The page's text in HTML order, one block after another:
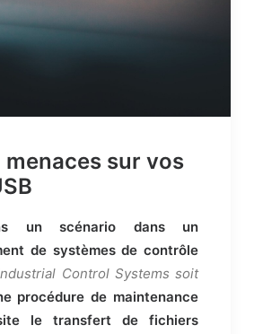
menaces sur vos
un scénario dans un
de systèmes de contrôle
Control Systems soit
procédure de maintenance
le transfert de fichiers